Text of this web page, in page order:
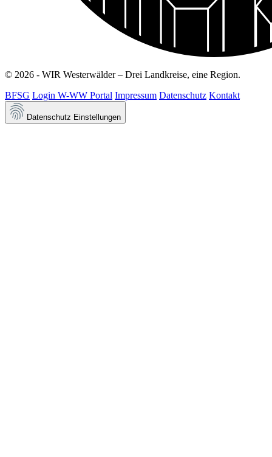
© 2026 - WIR Westerwälder – Drei Landkreise, eine Region.
BFSG Login W-WW Portal Impressum Datenschutz Kontakt
Datenschutz Einstellungen